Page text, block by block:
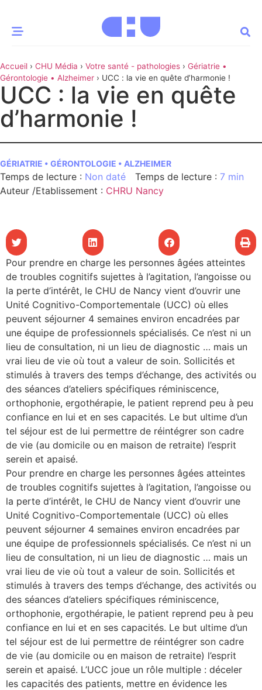
MOMENT
Innovation
& patrimoine Patient
nous
articles
santé
santé
au CHU
& patrimoine
écologique
CONNECTÉ
Accueil › CHU Média › Votre santé - pathologies › Gériatrie •
Gérontologie • Alzheimer › UCC : la vie en quête d’harmonie !
UCC : la vie en quête
d’harmonie !
GÉRIATRIE • GÉRONTOLOGIE • ALZHEIMER
Non daté
7 min
Auteur /Etablissement : CHRU Nancy
Pour prendre en charge les personnes âgées atteintes
de troubles cognitifs sujettes à l’agitation, l’angoisse ou
la perte d’intérêt, le CHU de Nancy vient d’ouvrir une
Unité Cognitivo-Comportementale (UCC) où elles
peuvent séjourner 4 semaines environ encadrées par
une équipe de professionnels spécialisés. Ce n’est ni un
lieu de consultation, ni un lieu de diagnostic … mais un
vrai lieu de vie où tout a valeur de soin. Sollicités et
stimulés à travers des temps d’échange, des activités ou
des séances d’ateliers spécifiques réminiscence,
orthophonie, ergothérapie, le patient reprend peu à peu
confiance en lui et en ses capacités. Le but ultime d’un
tel séjour est de lui permettre de réintégrer son cadre
de vie (au domicile ou en maison de retraite) l’esprit
serein et apaisé.
Pour prendre en charge les personnes âgées atteintes
de troubles cognitifs sujettes à l’agitation, l’angoisse ou
la perte d’intérêt, le CHU de Nancy vient d’ouvrir une
Unité Cognitivo-Comportementale (UCC) où elles
peuvent séjourner 4 semaines environ encadrées par
une équipe de professionnels spécialisés. Ce n’est ni un
lieu de consultation, ni un lieu de diagnostic … mais un
vrai lieu de vie où tout a valeur de soin. Sollicités et
stimulés à travers des temps d’échange, des activités ou
des séances d’ateliers spécifiques réminiscence,
orthophonie, ergothérapie, le patient reprend peu à peu
confiance en lui et en ses capacités. Le but ultime d’un
tel séjour est de lui permettre de réintégrer son cadre
de vie (au domicile ou en maison de retraite) l’esprit
serein et apaisé. L’UCC joue un rôle multiple : déceler
les capacités des patients, mettre en évidence les